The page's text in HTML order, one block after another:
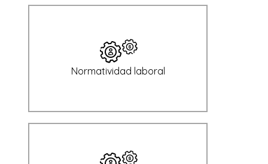
Normatividad laboral